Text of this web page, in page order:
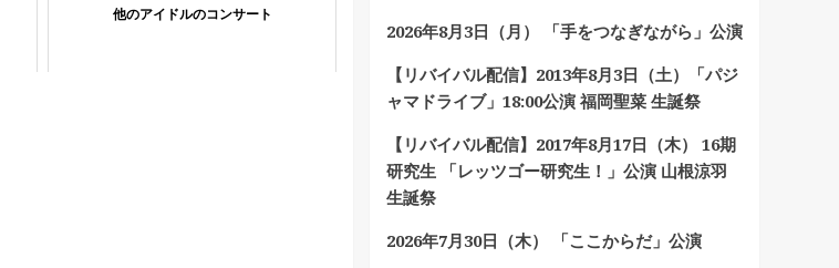
他のアイドルのコンサート
2026年8月3日（月） 「手をつなぎながら」公演
【リバイバル配信】2013年8月3日（土）「パジ
ャマドライブ」18:00公演 福岡聖菜 生誕祭
【リバイバル配信】2017年8月17日（木） 16期
研究生 「レッツゴー研究生！」公演 山根涼羽
生誕祭
2026年7月30日（木） 「ここからだ」公演